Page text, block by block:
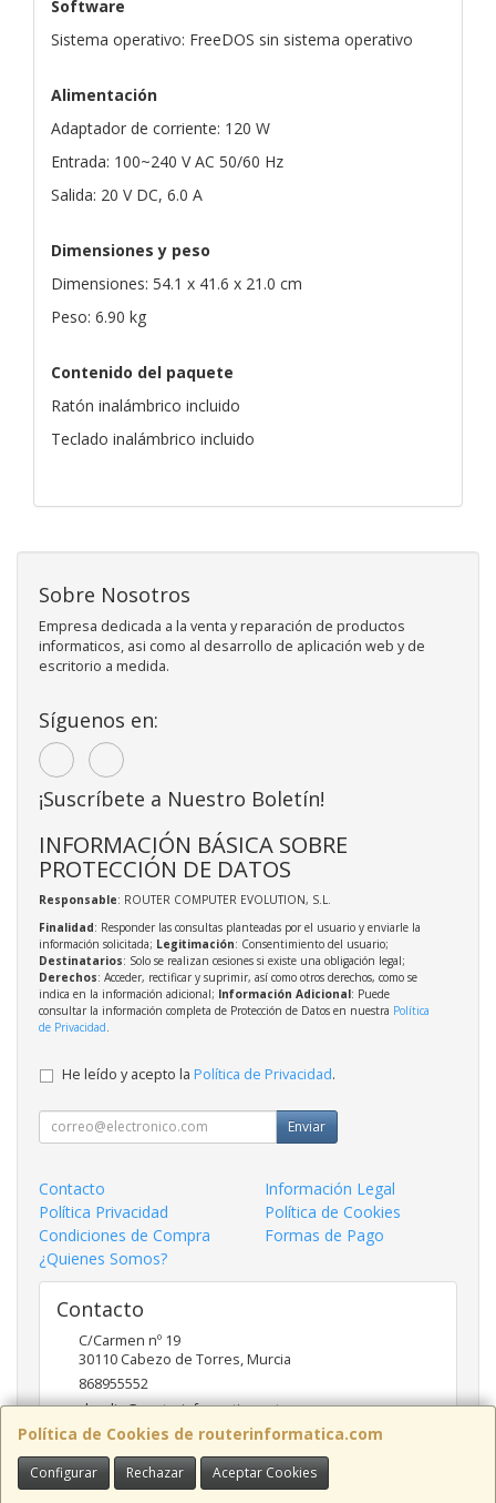
Software
Sistema operativo: FreeDOS sin sistema operativo
Alimentación
Adaptador de corriente: 120 W
Entrada: 100~240 V AC 50/60 Hz
Salida: 20 V DC, 6.0 A
Dimensiones y peso
Dimensiones: 54.1 x 41.6 x 21.0 cm
Peso: 6.90 kg
Contenido del paquete
Ratón inalámbrico incluido
Teclado inalámbrico incluido
Política de Cookies de routerinformatica.com
Configurar Rechazar Aceptar Cookies
Sobre Nosotros
Empresa dedicada a la venta y reparación de productos
informaticos, asi como al desarrollo de aplicación web y de
escritorio a medida.
Síguenos en:
¡Suscríbete a Nuestro Boletín!
INFORMACIÓN BÁSICA SOBRE
PROTECCIÓN DE DATOS
Responsable: ROUTER COMPUTER EVOLUTION, S.L.
Finalidad: Responder las consultas planteadas por el usuario y enviarle la
información solicitada; Legitimación: Consentimiento del usuario;
Destinatarios: Solo se realizan cesiones si existe una obligación legal;
Derechos: Acceder, rectificar y suprimir, así como otros derechos, como se
indica en la información adicional; Información Adicional: Puede
consultar la información completa de Protección de Datos en nuestra Política
de Privacidad
He leído y acepto la Política de Privacidad.
Enviar
Contacto
Información Legal
Política Privacidad
Política de Cookies
Condiciones de Compra
Formas de Pago
¿Quienes Somos?
Contacto
C/Carmen nº 19
30110 Cabezo de Torres,Murcia
868955552
claudio@routerinformatica.net
Horario